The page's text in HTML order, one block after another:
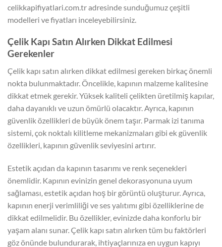
celikkapifiyatlari.com.tr adresinde sunduğumuz çeşitli
modelleri ve fiyatları inceleyebilirsiniz.
Çelik Kapı Satın Alırken Dikkat Edilmesi
Gerekenler
Çelik kapı satın alırken dikkat edilmesi gereken birkaç önemli
nokta bulunmaktadır. Öncelikle, kapının malzeme kalitesine
dikkat etmek gerekir. Yüksek kaliteli çelikten üretilmiş kapılar,
daha dayanıklı ve uzun ömürlü olacaktır. Ayrıca, kapının
güvenlik özellikleri de büyük önem taşır. Parmak izi tanıma
sistemi, çok noktalı kilitleme mekanizmaları gibi ek güvenlik
özellikleri, kapının güvenlik seviyesini artırır.
Estetik açıdan da kapının tasarımı ve renk seçenekleri
önemlidir. Kapının evinizin genel dekorasyonuna uyum
sağlaması, estetik açıdan hoş bir görüntü oluşturur. Ayrıca,
kapının enerji verimliliği ve ses yalıtımı gibi özelliklerine de
dikkat edilmelidir. Bu özellikler, evinizde daha konforlu bir
yaşam alanı sunar. Çelik kapı satın alırken tüm bu faktörleri
göz önünde bulundurarak, ihtiyaçlarınıza en uygun kapıyı